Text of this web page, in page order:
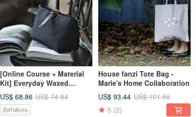
[Online Course + Material
Kit] Everyday Waxed
Canvas Pouch Tutorial
Video | Material Kit
US$ 68.86 US$ 74.84
สั่งทำพิเศษ
House fanzi Tote Bag -
Marie's Home Collaboration
US$ 93.44 US$ 101.56
5 (2)